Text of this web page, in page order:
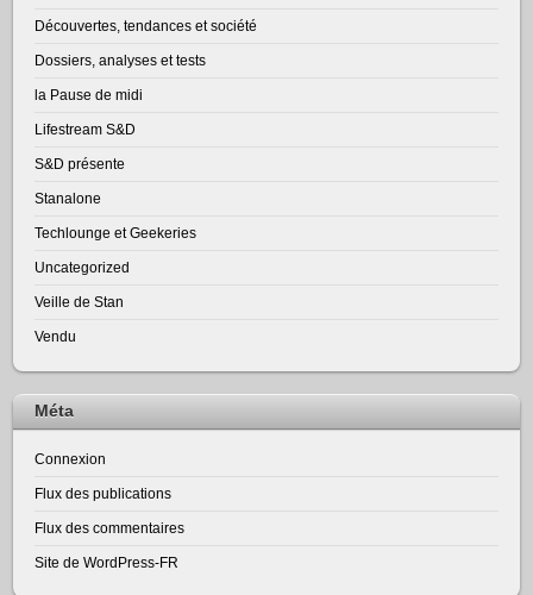
Découvertes, tendances et société
Dossiers, analyses et tests
la Pause de midi
Lifestream S&D
S&D présente
Stanalone
Techlounge et Geekeries
Uncategorized
Veille de Stan
Vendu
Méta
Connexion
Flux des publications
Flux des commentaires
Site de WordPress-FR